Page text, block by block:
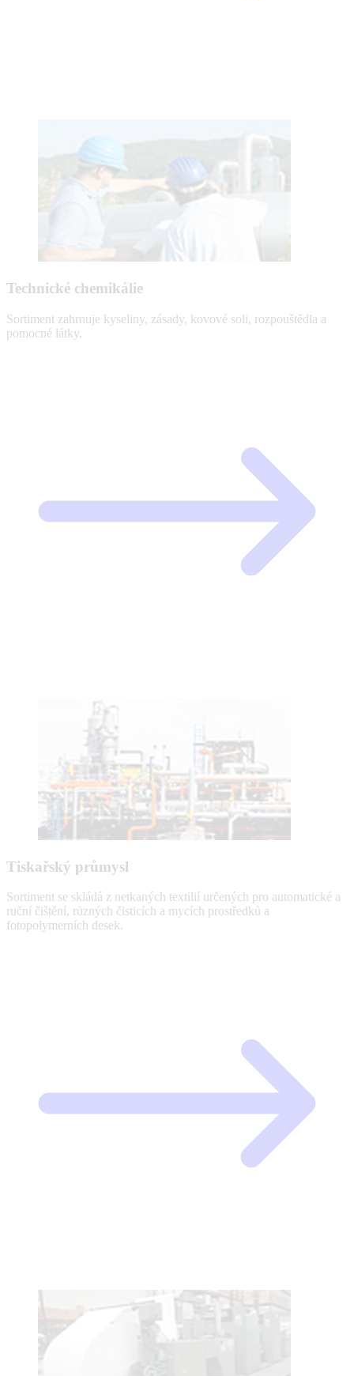
Technické chemikálie
Sortiment zahrnuje kyseliny, zásady, kovové soli, rozpouštědla a
pomocné látky.
Tiskařský průmysl
Sortiment se skládá z netkaných textilií určených pro automatické a
ruční čištění, různých čisticích a mycích prostředků a
fotopolymerních desek.